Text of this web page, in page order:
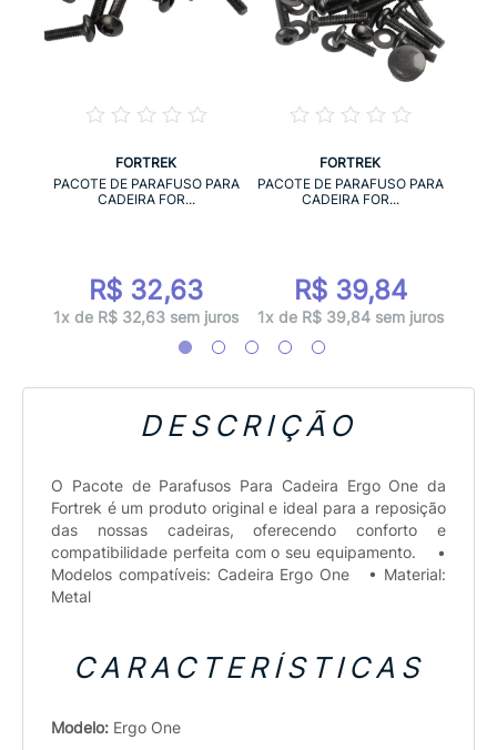
FORTREK
PACOTE DE PARAFUSO PARA
CADEIRA FOR...
R$ 32,63
1x de R$ 32,63 sem juros
FORTREK
PACOTE DE PARAFUSO PARA
CADEIRA FOR...
R$ 39,84
1x de R$ 39,84 sem juros
DESCRIÇÃO
O Pacote de Parafusos Para Cadeira Ergo One da
Fortrek é um produto original e ideal para a reposição
das nossas cadeiras, oferecendo conforto e
compatibilidade perfeita com o seu equipamento. •
Modelos compatíveis: Cadeira Ergo One • Material:
Metal
CARACTERÍSTICAS
Modelo: Ergo One